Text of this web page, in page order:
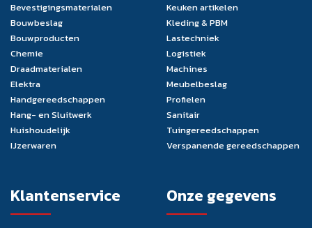
Bevestigingsmaterialen
Bouwbeslag
Bouwproducten
Chemie
Draadmaterialen
Elektra
Handgereedschappen
Hang- en Sluitwerk
Huishoudelijk
IJzerwaren
Keuken artikelen
Kleding & PBM
Lastechniek
Logistiek
Machines
Meubelbeslag
Profielen
Sanitair
Tuingereedschappen
Verspanende gereedschappen
Klantenservice Onze gegevens